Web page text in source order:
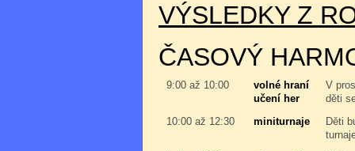
VÝSLEDKY Z
ČASOVÝ
9:00 až 10:00
volné hraní
učení her
V
děti
10:00 až 12:30
miniturnaje
Děti